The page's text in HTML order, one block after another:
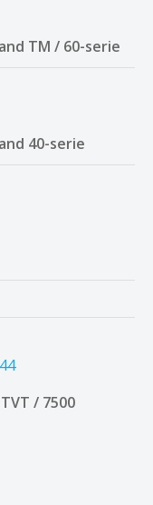
TM / 60-serie
40-serie
/ 7500